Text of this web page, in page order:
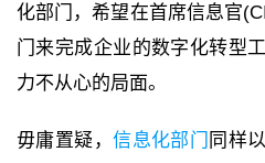
化部门，希望在首席信息官
门来完成企业的数字化转型
力不从心的局面。
毋庸置疑，信息化部门 同样